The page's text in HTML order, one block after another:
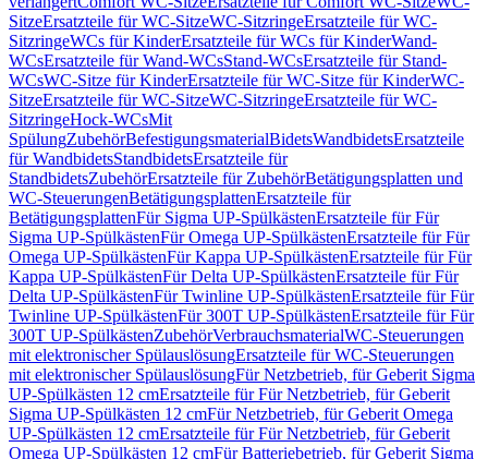
SitzeErsatzteile für WC-SitzeWC-SitzringeErsatzteile für WC-
SitzringeWCs für KinderErsatzteile für WCs für KinderWand-
WCsErsatzteile für Wand-WCsStand-WCsErsatzteile für Stand-
WCsWC-Sitze für KinderErsatzteile für WC-Sitze für KinderWC-
SitzeErsatzteile für WC-SitzeWC-SitzringeErsatzteile für WC-
SitzringeHock-WCsMit
SpülungZubehörBefestigungsmaterialBidetsWandbidetsErsatzteile
für WandbidetsStandbidetsErsatzteile für
StandbidetsZubehörErsatzteile für ZubehörBetätigungsplatten und
WC-SteuerungenBetätigungsplattenErsatzteile für
BetätigungsplattenFür Sigma UP-SpülkästenErsatzteile für Für
Sigma UP-SpülkästenFür Omega UP-SpülkästenErsatzteile für Für
Omega UP-SpülkästenFür Kappa UP-SpülkästenErsatzteile für Für
Kappa UP-SpülkästenFür Delta UP-SpülkästenErsatzteile für Für
Delta UP-SpülkästenFür Twinline UP-SpülkästenErsatzteile für Für
Twinline UP-SpülkästenFür 300T UP-SpülkästenErsatzteile für Für
300T UP-SpülkästenZubehörVerbrauchsmaterialWC-Steuerungen
mit elektronischer SpülauslösungErsatzteile für WC-Steuerungen
mit elektronischer SpülauslösungFür Netzbetrieb, für Geberit Sigma
UP-Spülkästen 12 cmErsatzteile für Für Netzbetrieb, für Geberit
Sigma UP-Spülkästen 12 cmFür Netzbetrieb, für Geberit Omega
UP-Spülkästen 12 cmErsatzteile für Für Netzbetrieb, für Geberit
Omega UP-Spülkästen 12 cmFür Batteriebetrieb, für Geberit Sigma